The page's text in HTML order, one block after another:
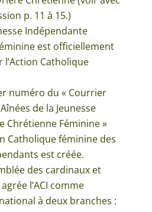
p. 11 à 15.)
Indépendante
est officiellement
l’Action Catholique
numéro du « Courrier
de la Jeunesse
Chrétienne Féminine »
Catholique féminine des
est créée.
des cardinaux et
l’ACI comme
à deux branches :